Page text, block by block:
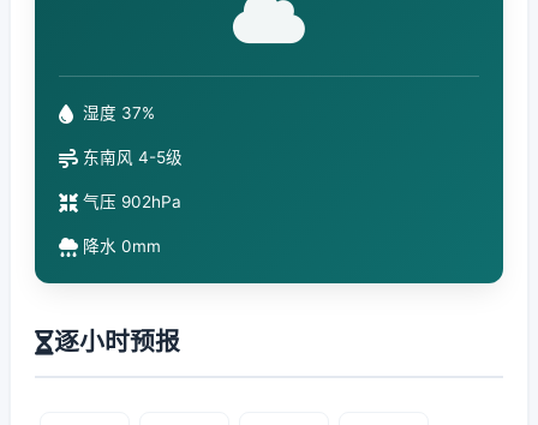
湿度 37%
东南风 4-5级
气压 902hPa
降水 0mm
逐小时预报